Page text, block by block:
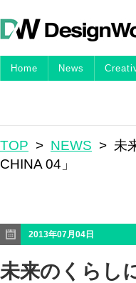
Home News
TOP > NEWS > 未
CHINA 04」
2013年07月04日
未来のくらし